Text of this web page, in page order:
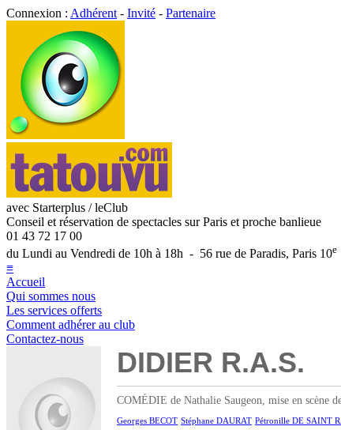
Connexion : Adhérent - Invité - Partenaire
avec Starterplus / leClub
Conseil et réservation de spectacles sur Paris et proche banlieue
01 43 72 17 00
du Lundi au Vendredi de 10h à 18h - 56 rue de Paradis, Paris 10e
≡
Accueil
Qui sommes nous
Les services offerts
Comment adhérer au club
Contactez-nous
DIDIER R.A.S.
COMÉDIE de Nathalie Saugeon, mise en scène
Georges BECOT Stéphane DAURAT Pétronille DE SAINT